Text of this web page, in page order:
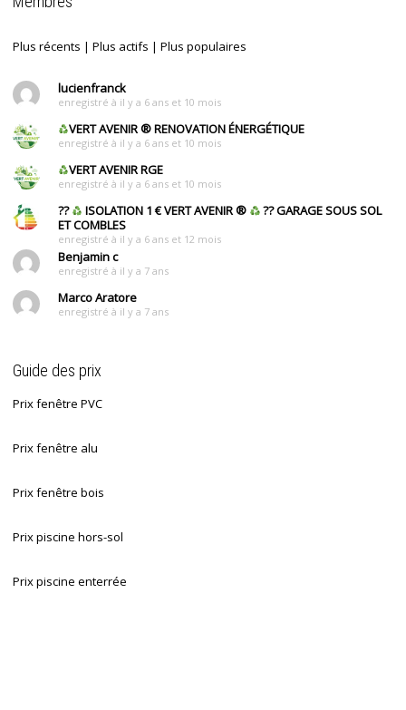
Plus récents | Plus actifs | Plus populaires
lucienfranck
enregistré à il y a 6 ans et 10 mois
VERT AVENIR®RENOVATION ÉNERGÉTIQUE
enregistré à il y a 6 ans et 10 mois
VERT AVENIR RGE
enregistré à il y a 6 ans et 10 mois
?? ISOLATION 1 € VERT AVENIR®
?? GARAGE SOUS SOL
ET COMBLES
enregistré à il y a 6 ans et 12 mois
Benjamin c
enregistré à il y a 7 ans
Marco Aratore
enregistré à il y a 7 ans
Guide des prix
Prix fenêtre PVC
Prix fenêtre alu
Prix fenêtre bois
Prix piscine hors-sol
Prix piscine enterrée